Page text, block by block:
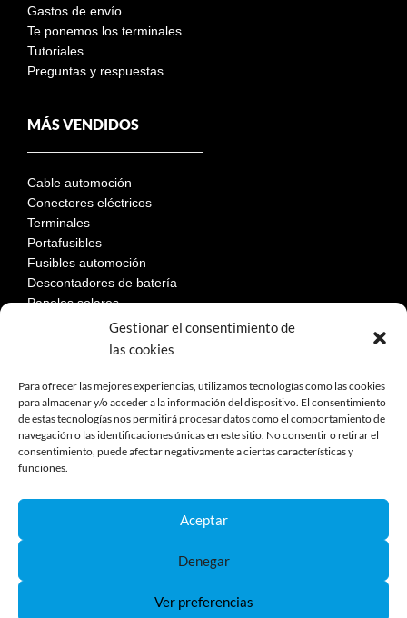
Gestionar el consentimiento de
las cookies
Para ofrecer las mejores experiencias, utilizamos tecnologías como las cookies
para almacenar y/o acceder a la información del dispositivo. El consentimiento
de estas tecnologías nos permitirá procesar datos como el comportamiento de
navegación o las identificaciones únicas en este sitio. No consentir o retirar el
consentimiento, puede afectar negativamente a ciertas características y
funciones.
Aceptar
Denegar
Ver preferencias
Gastos de envío
Te ponemos los terminales
Tutoriales
Preguntas y respuestas
MÁS VENDIDOS
Cable automoción
Conectores eléctricos
Terminales
Portafusibles
Fusibles automoción
Descontadores de batería
Paneles solares
Aviso Legal
Política de privacidad
Política de cookies
Términos y condiciones de compra
Reclamaciones y desestimiento